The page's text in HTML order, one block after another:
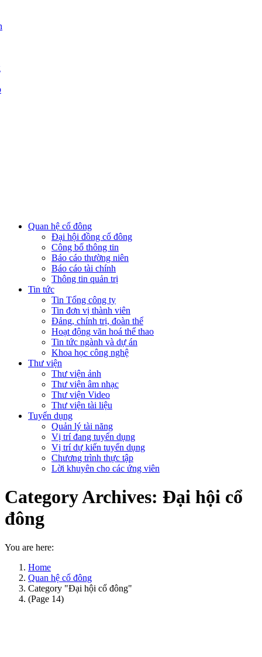
Quan hệ cổ đông
Đại hội đồng cổ đông
Công bố thông tin
Báo cáo thường niên
Báo cáo tài chính
Thông tin quản trị
Tin tức
Tin Tổng công ty
Tin đơn vị thành viên
Đảng, chính trị, đoàn thể
Hoạt động văn hoá thể thao
Tin tức ngành và dự án
Khoa học công nghệ
Thư viện
Thư viện ảnh
Thư viện âm nhạc
Thư viện Video
Thư viện tài liệu
Tuyển dụng
Quản lý tài năng
Vị trí đang tuyển dụng
Vị trí dự kiến tuyển dụng
Chương trình thực tập
Lời khuyên cho các ứng viên
Category Archives: Đại hội cổ
đông
You are here:
Home
Quan hệ cổ đông
Category "Đại hội cổ đông"
(Page 14)